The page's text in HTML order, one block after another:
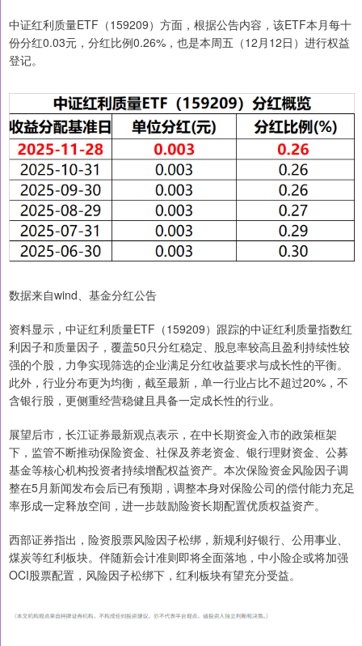
中证红利质量ETF（159209）方面，根据公告内容，该ETF本月每十
份分红0.03元，分红比例0.26%，也是本周五（12月12日）进行权益
登记。
数据来自wind、基金分红公告
资料显示，中证红利质量ETF（159209）跟踪的中证红利质量指数红
利因子和质量因子，覆盖50只分红稳定、股息率较高且盈利持续性较
强的个股，力争实现筛选的企业满足分红收益要求与成长性的平衡。
此外，行业分布更为均衡，截至最新，单一行业占比不超过20%，不
含银行股，更侧重经营稳健且具备一定成长性的行业。
展望后市，长江证券最新观点表示，在中长期资金入市的政策框架
下，监管不断推动保险资金、社保及养老资金、银行理财资金、公募
基金等核心机构投资者持续增配权益资产。本次保险资金风险因子调
整在5月新闻发布会后已有预期，调整本身对保险公司的偿付能力充足
率形成一定释放空间，进一步鼓励险资长期配置优质权益资产。
西部证券指出，险资股票风险因子松绑，新规利好银行、公用事业、
煤炭等红利板块。伴随新会计准则即将全面落地，中小险企或将加强
OCI股票配置，风险因子松绑下，红利板块有望充分受益。